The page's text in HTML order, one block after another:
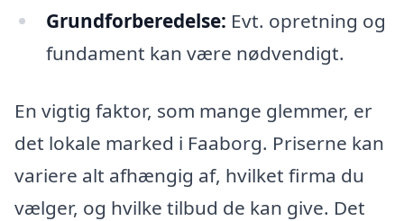
Grundforberedelse: Evt. opretning og
fundament kan være nødvendigt.
En vigtig faktor, som mange glemmer, er
det lokale marked i Faaborg. Priserne kan
variere alt afhængig af, hvilket firma du
vælger, og hvilke tilbud de kan give. Det